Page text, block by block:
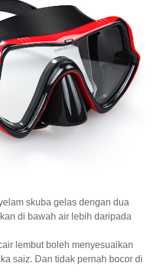
skuba gelas dengan dua
di bawah air lebih daripada
lembut boleh menyesuaikan
saiz. Dan tidak pernah bocor di